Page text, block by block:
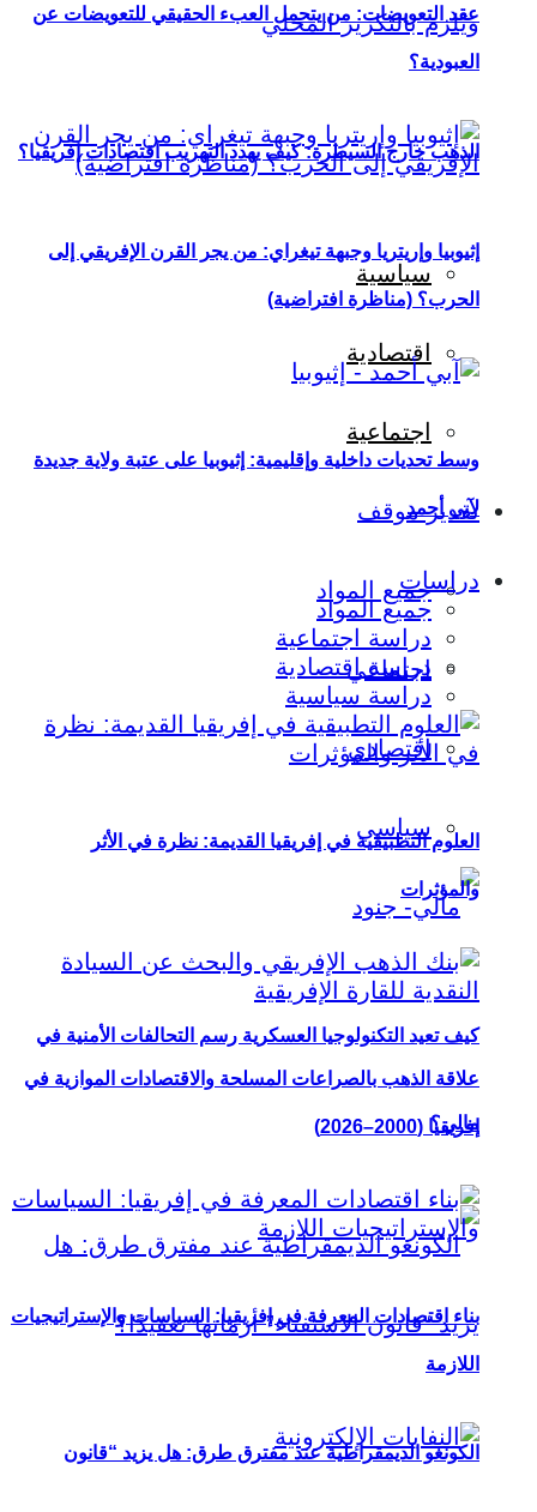
الذهب خارج السيطرة: كيف يهدد التهريب اقتصادات إفريقيا؟
سياسية
اقتصادية
اجتماعية
تقدير موقف
جميع المواد
اجتماعي
اقتصادي
سياسي
كيف تعيد التكنولوجيا العسكرية رسم التحالفات الأمنية في
مالي؟
الكونغو الديمقراطية عند مفترق طرق: هل يزيد “قانون
عقد التعويضات: من يتحمل العبء الحقيقي للتعويضات عن
العبودية؟
إثيوبيا وإريتريا وجبهة تيغراي: من يجر القرن الإفريقي إلى
الحرب؟ (مناظرة افتراضية)
وسط تحديات داخلية وإقليمية: إثيوبيا على عتبة ولاية جديدة
لآبي أحمد
دراسات
جميع المواد
دراسة اجتماعية
دراسة اقتصادية
دراسة سياسية
العلوم التطبيقية في إفريقيا القديمة: نظرة في الأثر
والمؤثرات
علاقة الذهب بالصراعات المسلحة والاقتصادات الموازية في
إفريقيا (2000–2026)
بناء اقتصادات المعرفة في إفريقيا: السياسات والإستراتيجيات
اللازمة